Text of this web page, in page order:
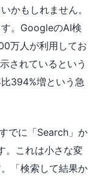
かもしれません。
。GoogleのAI検
万人が利用してお
されているという
394%増という急
でに「Search」か
。これは小さな変
「検索して結果か